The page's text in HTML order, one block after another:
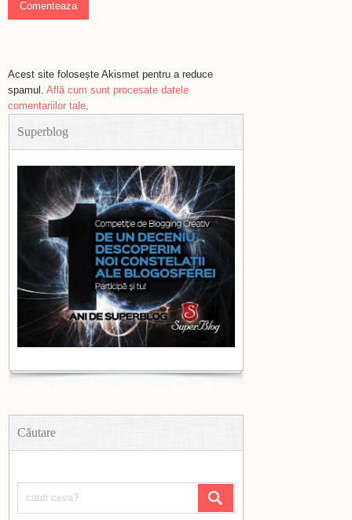
Acest site folosește Akismet pentru a reduce
spamul. Află cum sunt procesate datele
comentariilor tale.
Superblog
Căutare